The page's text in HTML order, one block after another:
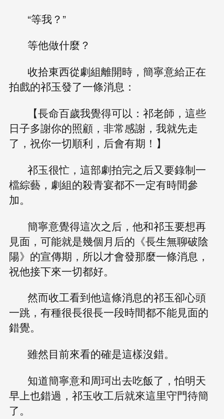
“等我？”
等他做什麼？
收拾東西從劇組離開時，簡寧意給正在
拍戲的祁玉發了一條消息：
【長命百歲我覺得可以：祁老師，這些
日子多謝你的照顧，非常感謝，我就先走
了，祝你一切順利，后會有期！】
祁玉很忙，這部劇拍完之后又要錄制一
檔綜藝，劇組的殺青宴都不一定有時間參
加。
簡寧意覺得這次之后，他和祁玉要想再
見面，可能就是幾個月后的《長生無聊破陰
陽》的宣傳期，所以才會發那麼一條消息，
祝他接下來一切都好。
然而收工看到他這條消息的祁玉卻心頭
一跳，有種很長很長一段時間都不能見面的
錯覺。
雖然目前來看的確是這樣沒錯。
知道簡寧意和周珂出去吃飯了，怕明天
早上也錯過，祁玉收工后就來這里守門待簡
了。